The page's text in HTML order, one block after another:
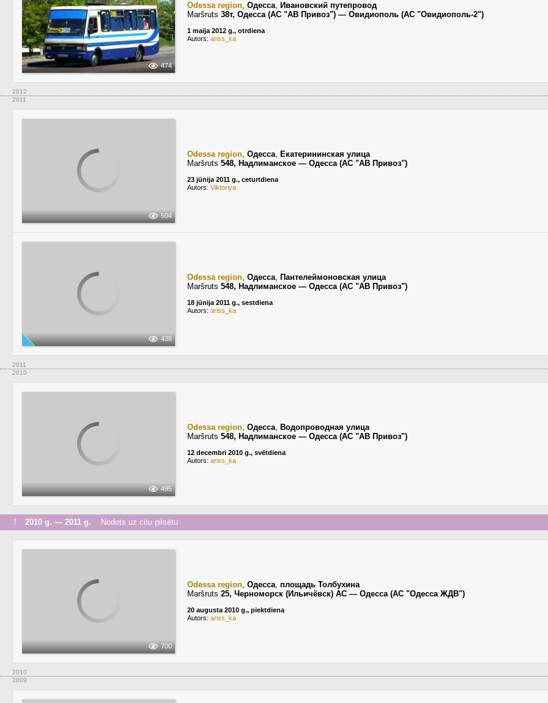
474
Odessa region, Одесса, Ивановский путепровод
Maršruts 38т, Одесса (АС "АВ Привоз") — Овидиополь (АС "Овидиополь-2")
1 maija 2012 g., otrdiena
Autors: ariss_ka
2012
2011
504
Odessa region, Одесса, Екатерининская улица
Maršruts 548, Надлиманское — Одесса (АС "АВ Привоз")
23 jūnija 2011 g., ceturtdiena
Autors: Viktoriya
438
Odessa region, Одесса, Пантелеймоновская улица
Maršruts 548, Надлиманское — Одесса (АС "АВ Привоз")
18 jūnija 2011 g., sestdiena
Autors: ariss_ka
2011
2010
495
Odessa region, Одесса, Водопроводная улица
Maršruts 548, Надлиманское — Одесса (АС "АВ Привоз")
12 decembri 2010 g., svētdiena
Autors: ariss_ka
↑ 2010 g. — 2011 g. Nodots uz citu pilsētu
700
Odessa region, Одесса, площадь Толбухина
Maršruts 25, Черноморск (Ильичёвск) АС — Одесса (АС "Одесса ЖДВ")
20 augusta 2010 g., piektdiena
Autors: ariss_ka
2010
2009